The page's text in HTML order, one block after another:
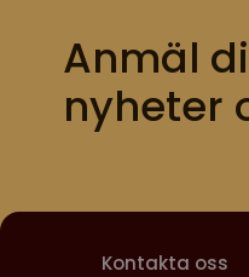
Anmäl
nyheter
Kontakta oss